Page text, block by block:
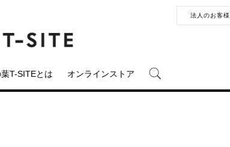
法人のお客様
T-SITEとは オンラインストア